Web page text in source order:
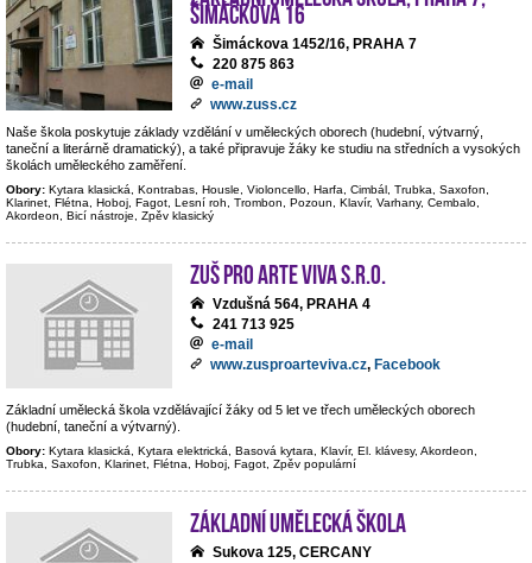
Šimáčkova 16
Šimáckova 1452/16, PRAHA 7
220 875 863
e-mail
www.zuss.cz
Naše škola poskytuje základy vzdělání v uměleckých oborech (hudební, výtvarný,
taneční a literárně dramatický), a také připravuje žáky ke studiu na středních a vysokých
školách uměleckého zaměření.
Obory: Kytara klasická, Kontrabas, Housle, Violoncello, Harfa, Cimbál, Trubka, Saxofon,
Klarinet, Flétna, Hoboj, Fagot, Lesní roh, Trombon, Pozoun, Klavír, Varhany, Cembalo,
Akordeon, Bicí nástroje, Zpěv klasický
ZUŠ PRO ARTE VIVA s.r.o.
Vzdušná 564, PRAHA 4
241 713 925
e-mail
www.zusproarteviva.cz, Facebook
Základní umělecká škola vzdělávající žáky od 5 let ve třech uměleckých oborech
(hudební, taneční a výtvarný).
Obory: Kytara klasická, Kytara elektrická, Basová kytara, Klavír, El. klávesy, Akordeon,
Trubka, Saxofon, Klarinet, Flétna, Hoboj, Fagot, Zpěv populární
Základní umělecká škola
Sukova 125, CERCANY